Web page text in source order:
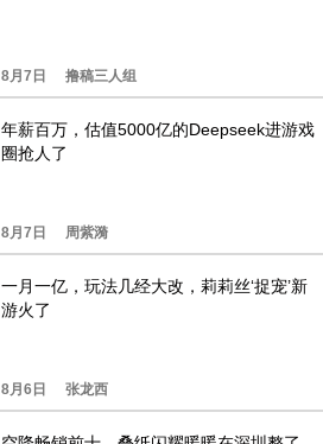
8月7日 撸稿三人组
年薪百万，估值5000亿的Deepseek进游戏
圈抢人了
8月7日 周紫漪
一月一亿，玩法几经大改，莉莉丝‘捉宠’新
游火了
8月6日 张龙西